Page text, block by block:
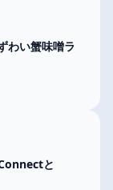
わい蟹味噌ラ
と